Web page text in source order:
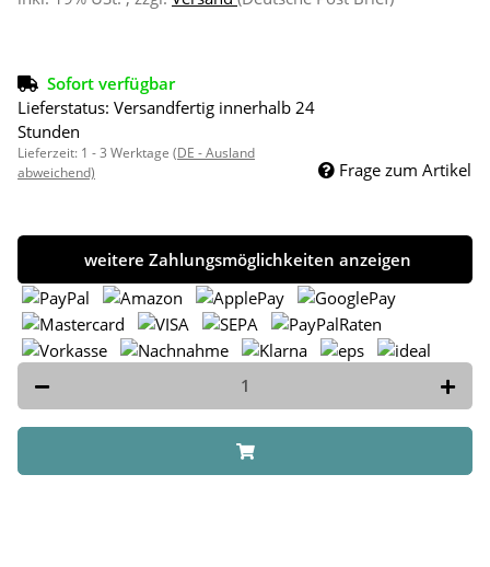
Sofort verfügbar
Lieferstatus: Versandfertig innerhalb 24
Stunden
Lieferzeit: 1 - 3 Werktage (DE - Ausland
abweichend)
Frage zum Artikel
weitere Zahlungsmöglichkeiten anzeigen